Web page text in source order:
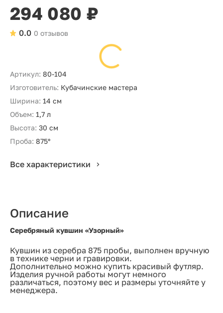
294 080 ₽
0 отзывов
0.0
Артикул: 80-104
Изготовитель: Кубачинские мастера
Ширина: 14 см
Объем: 1,7 л
Высота: 30 см
Проба: 875°
Все характеристики
Описание
Серебряный кувшин «Узорный»
Кувшин из серебра 875 пробы, выполнен вручную
в технике черни и гравировки.
Дополнительно можно купить красивый футляр.
Изделия ручной работы могут немного
различаться, поэтому вес и размеры уточняйте у
менеджера.